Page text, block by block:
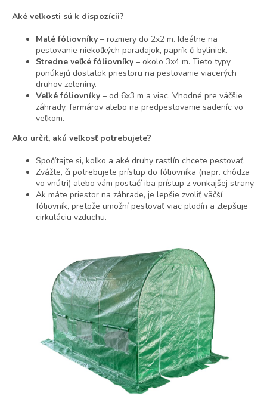
Aké veľkosti sú k dispozícii?
Malé fóliovníky – rozmery do 2x2 m. Ideálne na
pestovanie niekoľkých paradajok, paprík či byliniek.
Stredne veľké fóliovníky – okolo 3x4 m. Tieto typy
ponúkajú dostatok priestoru na pestovanie viacerých
druhov zeleniny.
Veľké fóliovníky – od 6x3 m a viac. Vhodné pre väčšie
záhrady, farmárov alebo na predpestovanie sadeníc vo
veľkom.
Ako určiť, akú veľkosť potrebujete?
Spočítajte si, koľko a aké druhy rastlín chcete pestovať.
Zvážte, či potrebujete prístup do fóliovníka (napr. chôdza
vo vnútri) alebo vám postačí iba prístup z vonkajšej strany.
Ak máte priestor na záhrade, je lepšie zvoliť väčší
fóliovník, pretože umožní pestovať viac plodín a zlepšuje
cirkuláciu vzduchu.